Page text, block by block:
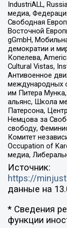
IndustriALL,
медиа,
Свободная
Восточной
gGmbH,
демократии и
Копелева,
Cultural Vistas,
Антивоенное
международных
им Питера
альянс, Школа
Патерсона,
Немцова за
свободу,
Комитет
Occupation of
медиа,
Источник:
https://
данные на
* Сведения
функции